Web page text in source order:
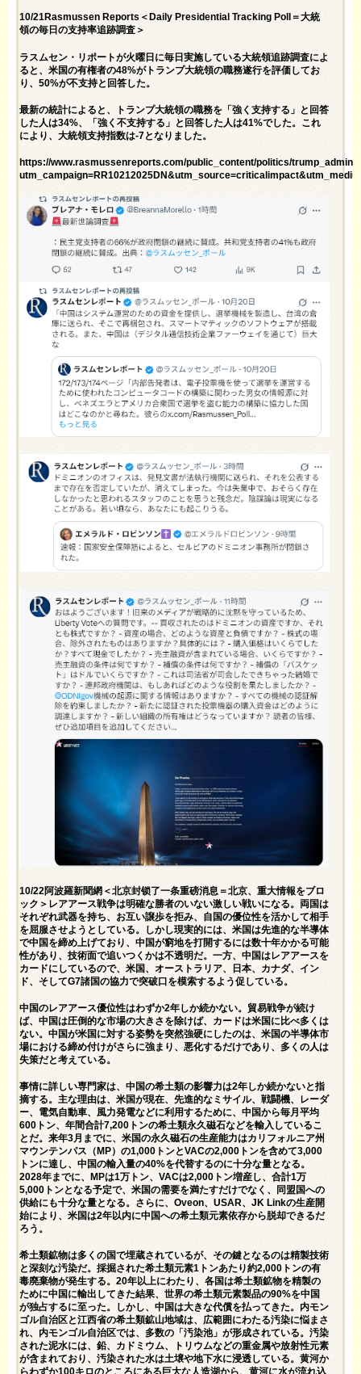
10/21Rasmussen Reports＜Daily Presidential Tracking Poll＝大統
領の毎日の支持率追跡調査＞
ラスムセン・リポートが火曜日に毎日実施している大統領追跡調査によ
ると、米国の有権者の48%がトランプ大統領の職務遂行を評価してお
り、50%が不支持と回答した。
最新の統計によると、トランプ大統領の職務を「強く支持する」と回答
した人は34%、「強く不支持する」と回答した人は41%でした。これ
により、大統領支持指数は-7となりました。
https://www.rasmussenreports.com/public_content/politics/
10/22阿波羅新聞網＜北京封锁了一条重磅消息＝北京、重大情報をブロ
ック＞レアアース戦争は明確な勝者のいない激しい戦いになる。両国は
それぞれ武器を持ち、お互い譲歩を拒み、自国の優位性を活かして相手
を屈服させようとしている。しかし現実的には、米国は先進的な半導体
で中国を締め上げており、中国が窮地を打開するには数十年かかる可能
性があり、技術面で追いつくかは不透明だ。一方、中国はレアアースを
カードにしているので、米国、オーストラリア、日本、カナダ、イン
ド、そしてG7諸国の協力で突破口を模索するよう促している。
中国のレアアース優位性はわずか2年しか続かない。貿易戦争が続け
ば、中国は圧倒的な市場の大きさを除けば、カードは米国に比べ多くは
ない。中国が米国に対する姿勢を突然強硬にしたのは、米国の半導体市
場における締め付けがさらに強まり、悪化するだけであり、多くの人は
失策だと考えている。
事情に詳しい専門家は、中国の希土類の影響力は2年しか続かないと指
摘する。主な理由は、米国が現在、先進的なミサイル、戦闘機、レーダ
ー、電気自動車、風力発電などに利用するために、中国から毎月平均
600トン、年間合計7,200トンの希土類永久磁石などを輸入しているこ
とだ。来年3月までに、米国の永久磁石の生産能力はカリフォルニア州
マウンテンパス（MP）の1,000トンとVACの2,000トンを含めて3,000
トンに達し、中国の輸入量の40%を代替するのに十分な量となる。
2028年までに、MPは1万トン、VACは2,000トン増産し、合計1万
5,000トンとなる予定で、米国の需要を満たすだけでなく、同盟国への
供給にも十分な量となる。さらに、Oveon、USAR、JK Linkの生産開
始により、米国は2年以内に中国への希土類元素依存から脱却できるだ
ろう。
希土類鉱物は多くの国で埋蔵されているが、その鍵となるのは精製技術
と深刻な汚染だ。採掘された希土類元素1トンあたり約2,000トンの有
毒廃棄物が発生する。20年以上にわたり、各国は希土類鉱物を精製の
ために中国に輸出してきた結果、世界の希土類元素製品の90%を中国
が独占するに至った。しかし、中国は大きな代償を払ってきた。内モン
ゴル自治区と江西省の希土類鉱山地域は、広範囲にわたる汚染に悩まさ
れ、内モンゴル自治区では、多数の「汚染池」が形成されている。汚染
された泥水には、鉛、カドミウム、トリウムなどの重金属や放射性元素
が含まれており、汚染された水は土壌や地下水に浸透している。黄河か
らわずか100キロのところにある巨大な人造湖から、黄河に水が流れ込